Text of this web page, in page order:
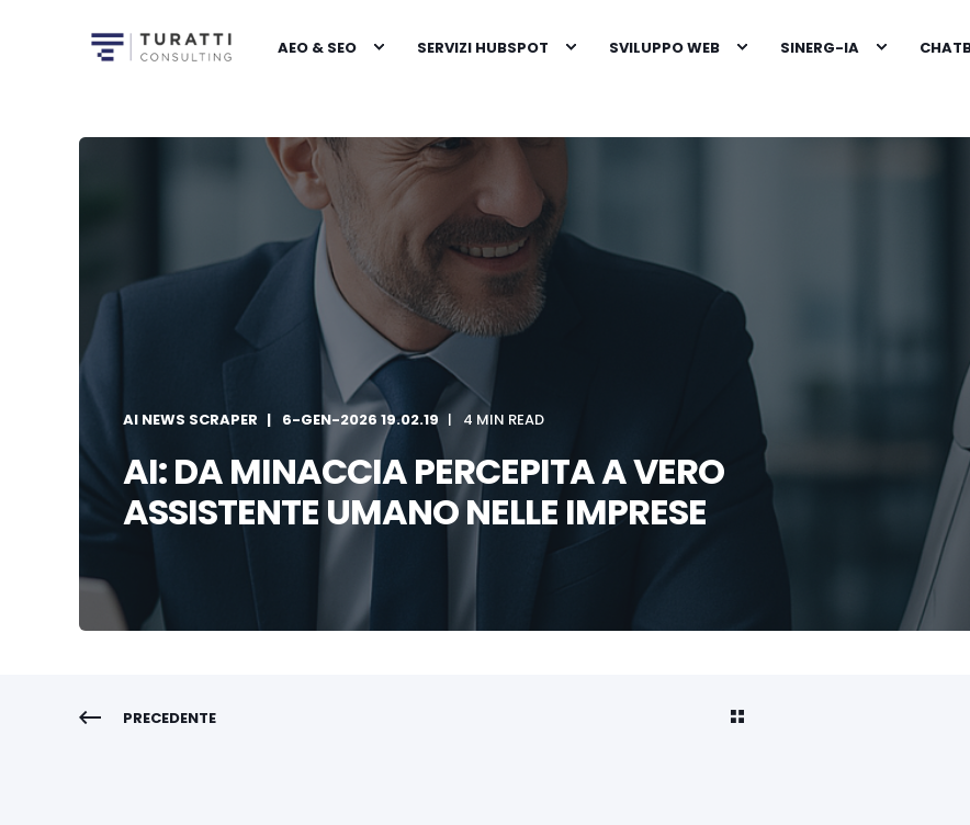
AEO & SEO SERVIZI HUBSPOT SVILUPPO WEB SINERG-IA
AI NEWS SCRAPER 6-GEN-2026 19.02.19 4 MIN READ
AI: DA MINACCIA PERCEPITA A VERO
ASSISTENTE UMANO NELLE IMPRESE
PRECEDENTE